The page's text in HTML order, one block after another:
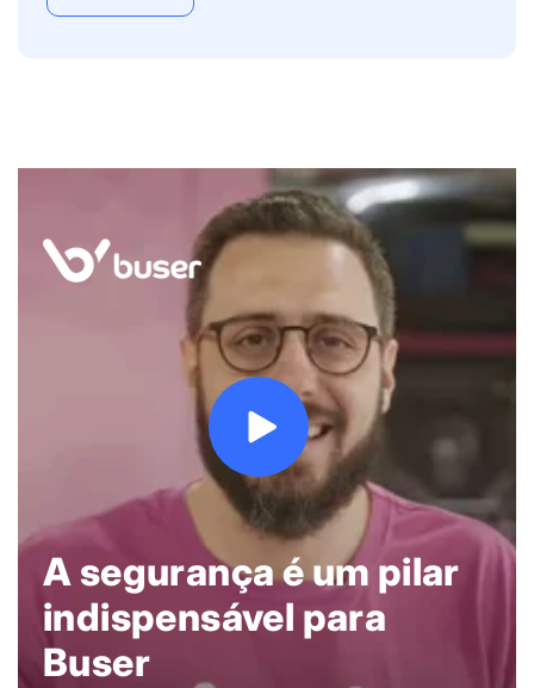
A segurança é um pilar
indispensável para
Buser